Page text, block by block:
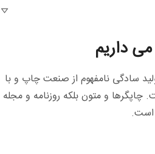
می داریم
سادگی نامفهوم از صنعت چاپ و با
چاپگرها و متون بلکه روزنامه و مجله
است.